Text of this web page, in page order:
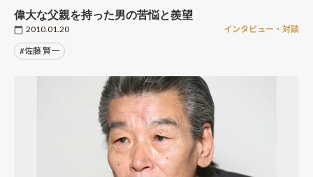
偉大な父親を持った男の苦悩と羨望
2010.01.20 インタビュー・対談
#佐藤 賢一